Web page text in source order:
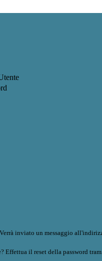
Verrà inviato un messaggio
Effettua il reset della password